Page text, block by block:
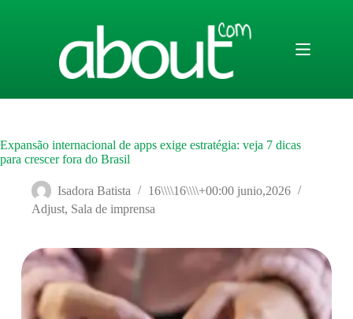
Expansão internacional de apps exige estratégia: veja 7 dicas
para crescer fora do Brasil
Isadora Batista
16\\\\16\\\\+00:00 junio,2026
Adjust, Sala de imprensa